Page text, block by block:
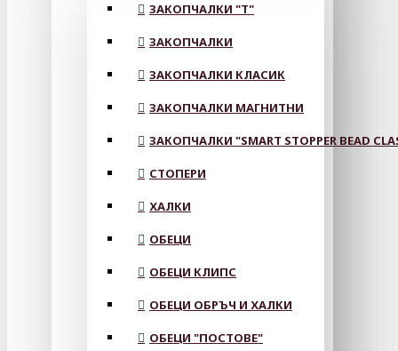
ЗАКОПЧАЛКИ "Т"
ЗАКОПЧАЛКИ
ЗАКОПЧАЛКИ КЛАСИК
ЗАКОПЧАЛКИ МАГНИТНИ
ЗАКОПЧАЛКИ "SMART STOPPER BEAD
СТОПЕРИ
ХАЛКИ
ОБЕЦИ
ОБЕЦИ КЛИПС
ОБЕЦИ ОБРЪЧ И ХАЛКИ
ОБЕЦИ "ПОСТОВЕ"